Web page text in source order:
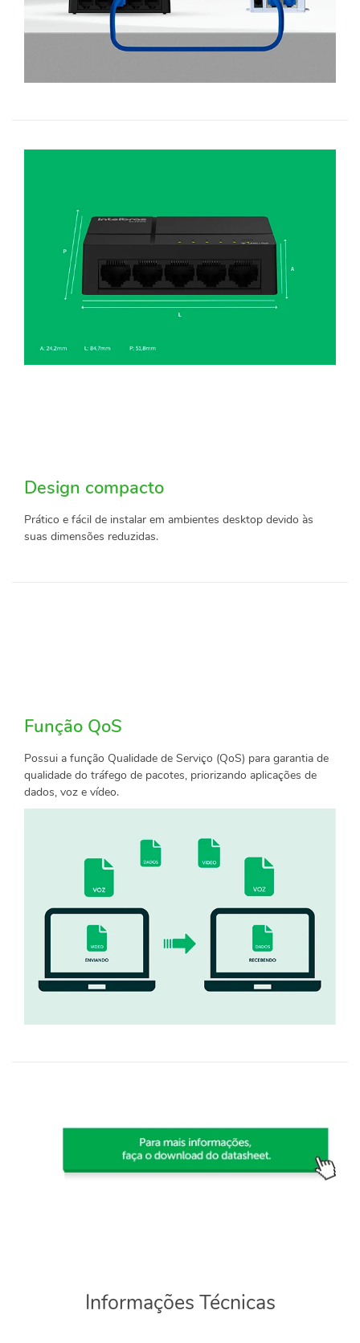
Design compacto
Prático e fácil de instalar em ambientes desktop devido às
suas dimensões reduzidas.
Função QoS
Possui a função Qualidade de Serviço (QoS) para garantia de
qualidade do tráfego de pacotes, priorizando aplicações de
dados, voz e vídeo.
Informações Técnicas